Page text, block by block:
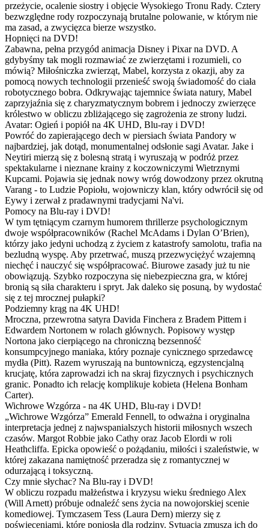
przeżycie, ocalenie siostry i objęcie Wysokiego Tronu Rady. Cztery
bezwzględne rody rozpoczynają brutalne polowanie, w którym nie
ma zasad, a zwycięzca bierze wszystko.
Hopnięci na DVD!
Zabawna, pełna przygód animacja Disney i Pixar na DVD. A
gdybyśmy tak mogli rozmawiać ze zwierzętami i rozumieli, co
mówią? Miłośniczka zwierząt, Mabel, korzysta z okazji, aby za
pomocą nowych technologii przenieść swoją świadomość do ciała
robotycznego bobra. Odkrywając tajemnice świata natury, Mabel
zaprzyjaźnia się z charyzmatycznym bobrem i jednoczy zwierzęce
królestwo w obliczu zbliżającego się zagrożenia ze strony ludzi.
Avatar: Ogień i popiół na 4K UHD, Blu-ray i DVD!
Powróć do zapierającego dech w piersiach świata Pandory w
najbardziej, jak dotąd, monumentalnej odsłonie sagi Avatar. Jake i
Neytiri mierzą się z bolesną stratą i wyruszają w podróż przez
spektakularne i nieznane krainy z koczowniczymi Wietrznymi
Kupcami. Pojawia się jednak nowy wróg dowodzony przez okrutną
Varang - to Ludzie Popiołu, wojowniczy klan, który odwrócił się od
Eywy i zerwał z pradawnymi tradycjami Na'vi.
Pomocy na Blu-ray i DVD!
W tym tętniącym czarnym humorem thrillerze psychologicznym
dwoje współpracowników (Rachel McAdams i Dylan O’Brien),
którzy jako jedyni uchodzą z życiem z katastrofy samolotu, trafia na
bezludną wyspę. Aby przetrwać, muszą przezwyciężyć wzajemną
niechęć i nauczyć się współpracować. Biurowe zasady już tu nie
obowiązują. Szybko rozpoczyna się niebezpieczna gra, w której
bronią są siła charakteru i spryt. Jak daleko się posuną, by wydostać
się z tej mrocznej pułapki?
Podziemny krąg na 4K UHD!
Mroczna, przewrotna satyra Davida Finchera z Bradem Pittem i
Edwardem Nortonem w rolach głównych. Popisowy występ
Nortona jako cierpiącego na chroniczną bezsenność
konsumpcyjnego maniaka, który poznaje cynicznego sprzedawcę
mydła (Pitt). Razem wyruszają na buntowniczą, egzystencjalną
krucjatę, która zaprowadzi ich na skraj fizycznych i psychicznych
granic. Ponadto ich relację komplikuje kobieta (Helena Bonham
Carter).
Wichrowe Wzgórza - na 4K UHD, Blu-ray i DVD!
„Wichrowe Wzgórza” Emerald Fennell, to odważna i oryginalna
interpretacja jednej z najwspanialszych historii miłosnych wszech
czasów. Margot Robbie jako Cathy oraz Jacob Elordi w roli
Heathcliffa. Epicka opowieść o pożądaniu, miłości i szaleństwie, w
której zakazana namiętność przeradza się z romantycznej w
odurzającą i toksyczną.
Czy mnie słychac? Na Blu-ray i DVD!
W obliczu rozpadu małżeństwa i kryzysu wieku średniego Alex
(Will Arnett) próbuje odnaleźć sens życia na nowojorskiej scenie
komediowej. Tymczasem Tess (Laura Dern) mierzy się z
poświęceniami, które poniosła dla rodziny. Sytuacja zmusza ich do